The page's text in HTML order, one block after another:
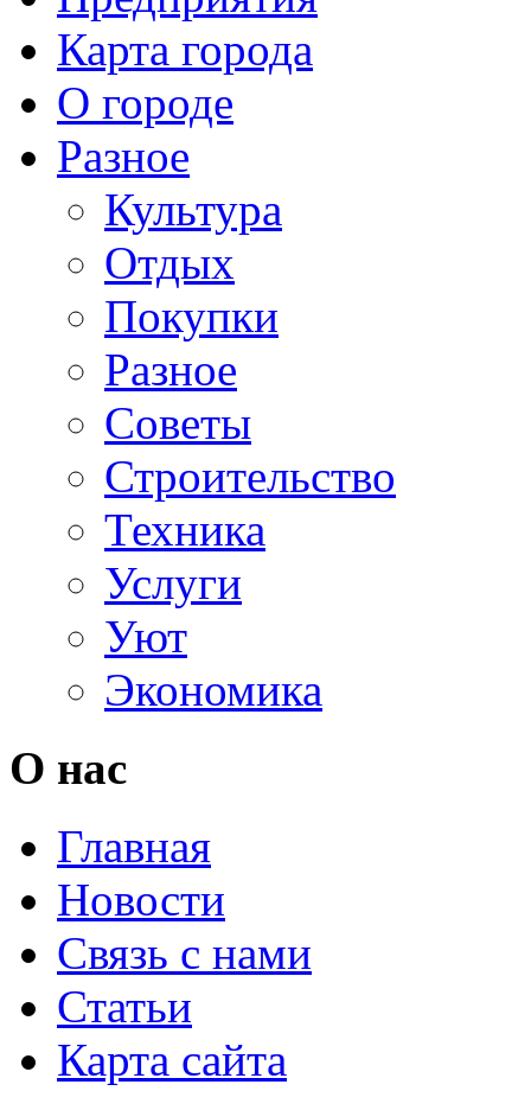
Карта города
О городе
Разное
Культура
Отдых
Покупки
Разное
Советы
Строительство
Техника
Услуги
Уют
Экономика
О нас
Главная
Новости
Связь с нами
Статьи
Карта сайта